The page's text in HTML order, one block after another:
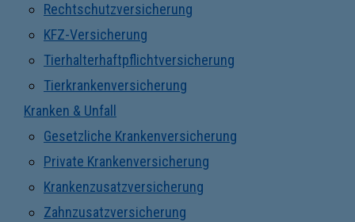
Rechtschutzversicherung
KFZ-Versicherung
Tierhalterhaftpflichtversicherung
Tierkrankenversicherung
Kranken & Unfall
Gesetzliche Krankenversicherung
Private Krankenversicherung
Krankenzusatzversicherung
Zahnzusatzversicherung